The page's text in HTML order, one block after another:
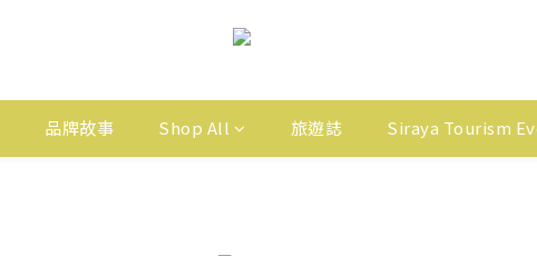
品牌故事 Shop All 旅遊誌 Siraya Tourism